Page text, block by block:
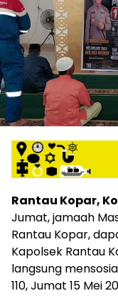
Rantau Kopar,
Jumat, jamaah
Rantau Kopar,
Kapolsek Rantau
langsung
110, Jumat 15 Mei